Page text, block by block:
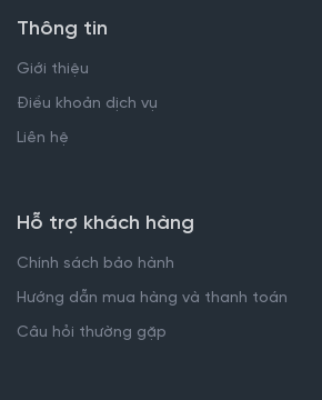
Thông tin
Giới thiệu
Điều khoản dịch vụ
Liên hệ
Hỗ trợ khách hàng
Chính sách bảo hành
Hướng dẫn mua hàng và thanh toán
Câu hỏi thường gặp